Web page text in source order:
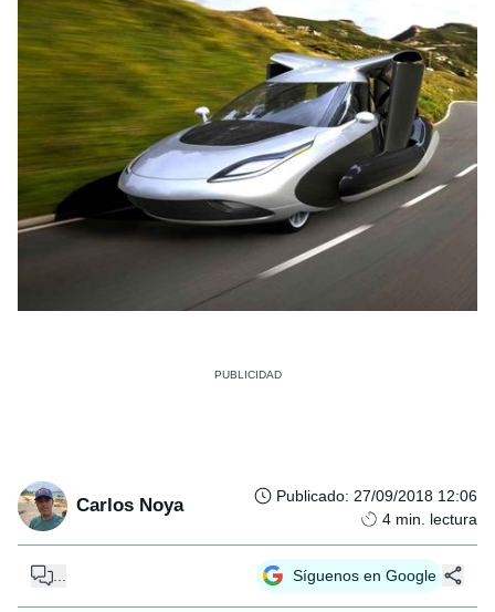
Carlos Noya Publicado: 27/09/2018 12:06
4 min. lectura
Síguenos en Google